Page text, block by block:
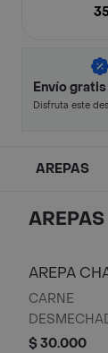
Envío
Disfruta este
AREPAS
AREPAS
AREPA
CARNE
QUESO
$ 30.000